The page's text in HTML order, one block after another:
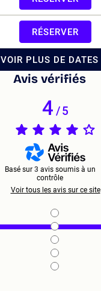
RÉSERVER
VOIR PLUS DE DATES
Avis vérifiés
4/5
Basé sur 3 avis soumis à un
contrôle
Voir tous les avis sur ce site